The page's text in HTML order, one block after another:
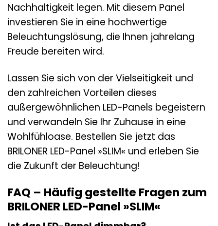
Nachhaltigkeit legen. Mit diesem Panel
investieren Sie in eine hochwertige
Beleuchtungslösung, die Ihnen jahrelang
Freude bereiten wird.
Lassen Sie sich von der Vielseitigkeit und
den zahlreichen Vorteilen dieses
außergewöhnlichen LED-Panels begeistern
und verwandeln Sie Ihr Zuhause in eine
Wohlfühloase. Bestellen Sie jetzt das
BRILONER LED-Panel »SLIM« und erleben Sie
die Zukunft der Beleuchtung!
FAQ – Häufig gestellte Fragen zum
BRILONER LED-Panel »SLIM«